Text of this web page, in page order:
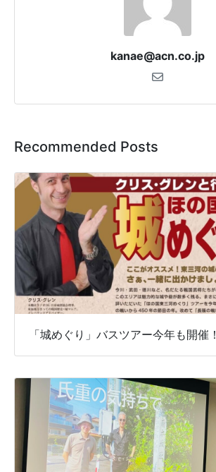
kanae@acn.co.jp
Recommended Posts
「城めぐり」バスツアー今年も開催！